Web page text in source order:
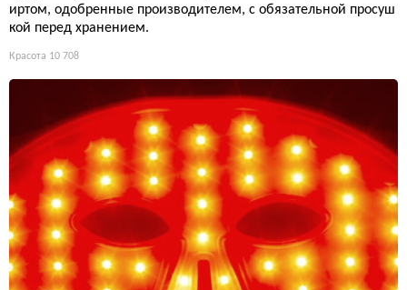
иртом, одобренные производителем, с обязательной просуш
кой перед хранением.
Красота 10 708